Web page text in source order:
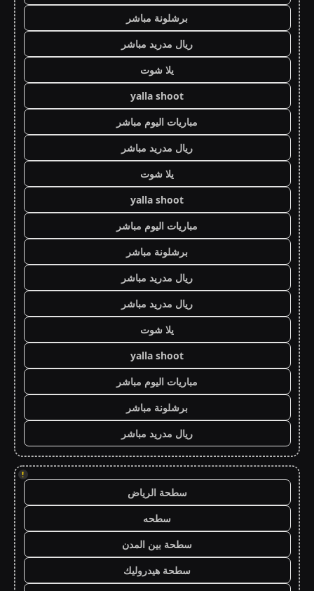
برشلونة مباشر
ريال مدريد مباشر
يلا شوت
yalla shoot
مباريات اليوم مباشر
ريال مدريد مباشر
يلا شوت
yalla shoot
مباريات اليوم مباشر
برشلونة مباشر
ريال مدريد مباشر
ريال مدريد مباشر
يلا شوت
yalla shoot
مباريات اليوم مباشر
برشلونة مباشر
ريال مدريد مباشر
!
سطحة الرياض
سطحه
سطحة بين المدن
سطحة هيدروليك